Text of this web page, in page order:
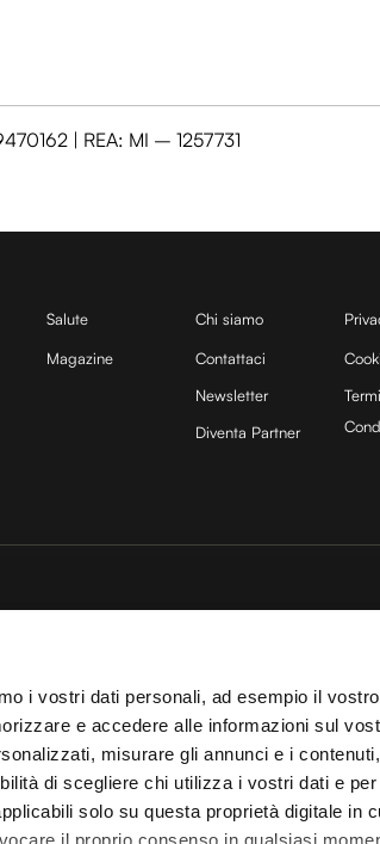
i vostri dati personali, ad esempio il
e accedere alle informazioni sul
misurare gli annunci e i
di scegliere chi utilizza i vostri dati e
solo su questa proprietà digitale in
| REA: MI – 1257731
Salute
Magazine
Chi siamo
Contattaci
Newsletter
Diventa Partner
–Termini e Condizioni – Le immagini stock sono
del 13/03/2024|info@cocooners.com| RC Unipol